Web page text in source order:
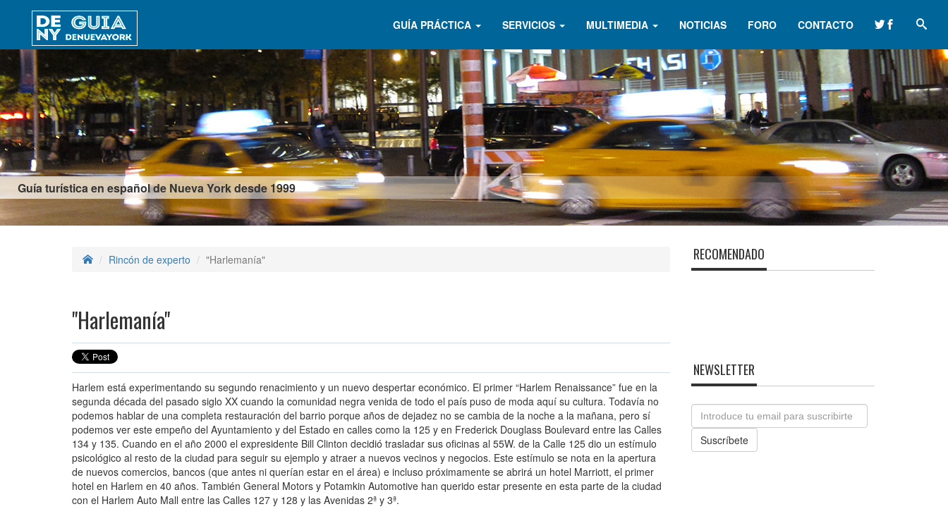
Guía turística en español de Nueva York desde 1999
GUÍA PRÁCTICA SERVICIOS MULTIMEDIA NOTICIAS FORO CONTACTO
Rincón de experto "Harlemanía"
"Harlemanía"
Harlem está experimentando su segundo renacimiento y un nuevo despertar económico. El primer “Harlem Renaissance” fue en la
segunda década del pasado siglo XX cuando la comunidad negra venida de todo el país puso de moda aquí su cultura. Todavía no
podemos hablar de una completa restauración del barrio porque años de dejadez no se cambia de la noche a la mañana, pero sí
podemos ver este empeño del Ayuntamiento y del Estado en calles como la 125 y en Frederick Douglass Boulevard entre las Calles
134 y 135. Cuando en el año 2000 el expresidente Bill Clinton decidió trasladar sus oficinas al 55W. de la Calle 125 dio un estímulo
psicológico al resto de la ciudad para seguir su ejemplo y atraer a nuevos vecinos y negocios. Este estímulo se nota en la apertura
de nuevos comercios, bancos (que antes ni querían estar en el área) e incluso próximamente se abrirá un hotel Marriott, el primer
hotel en Harlem en 40 años. También General Motors y Potamkin Automotive han querido estar presente en esta parte de la ciudad
con el Harlem Auto Mall entre las Calles 127 y 128 y las Avenidas 2ª y 3ª.
RECOMENDADO
NEWSLETTER
Email
Suscríbete